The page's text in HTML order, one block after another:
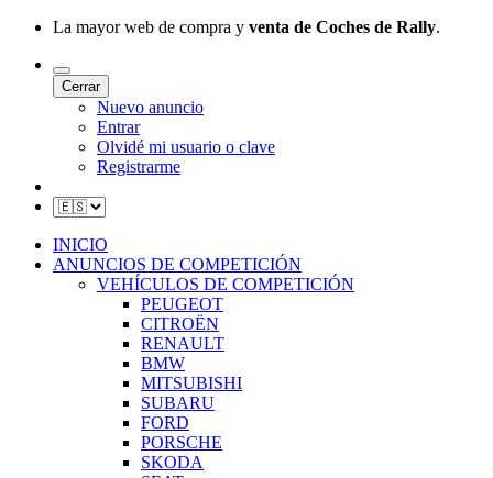
La mayor web de compra y venta de Coches de Rally.
Cerrar
Nuevo anuncio
Entrar
Olvidé mi usuario o clave
Registrarme
INICIO
ANUNCIOS DE COMPETICIÓN
VEHÍCULOS DE COMPETICIÓN
PEUGEOT
CITROËN
RENAULT
BMW
MITSUBISHI
SUBARU
FORD
PORSCHE
SKODA